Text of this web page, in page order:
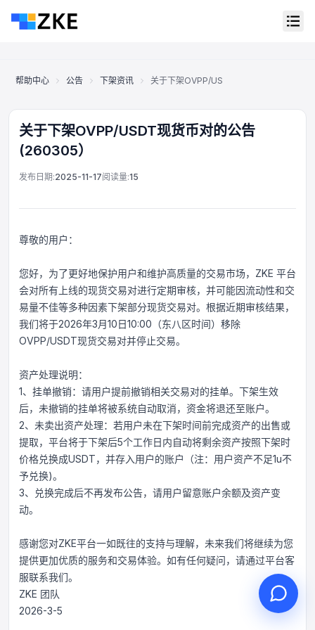
帮助中心 公告 下架资讯 关于下架OVPP/USDT现货币对的公告
关于下架OVPP/USDT现货币对的公告
(260305）
发布日期:2025-11-17阅读量:15
尊敬的用户：
您好，为了更好地保护用户和维护高质量的交易市场，ZKE 平台
会对所有上线的现货交易对进行定期审核，并可能因流动性和交
易量不佳等多种因素下架部分现货交易对。根据近期审核结果，
我们将于2026年3月10日10:00（东八区时间）移除
OVPP/USDT现货交易对并停止交易。
资产处理说明：
1、挂单撤销：请用户提前撤销相关交易对的挂单。下架生效
后，未撤销的挂单将被系统自动取消，资金将退还至账户。
2、未卖出资产处理：若用户未在下架时间前完成资产的出售或
提取，平台将于下架后5个工作日内自动将剩余资产按照下架时
价格兑换成USDT，并存入用户的账户（注：用户资产不足1u不
予兑换)。
3、兑换完成后不再发布公告，请用户留意账户余额及资产变
动。
感谢您对ZKE平台一如既往的支持与理解，未来我们将继续为您
提供更加优质的服务和交易体验。如有任何疑问，请通过平台客
服联系我们。
ZKE 团队
2026-3-5
在线客服
Support Center
您好，请问有什么可以帮您？
在线客服为您服务
发起在线咨询
查询工单进度